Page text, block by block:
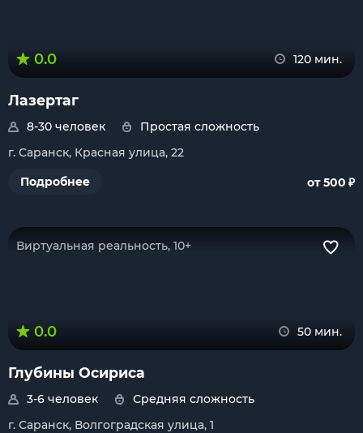
0.0 120 мин.
Лазертаг
8-30 человек
Простая сложность
г. Саранск, Красная улица, 22
Подробнее
от 500 ₽
Виртуальная реальность, 10+
0.0 50 мин.
Глубины Осириса
3-6 человек
Средняя сложность
г. Саранск, Волгоградская улица, 1